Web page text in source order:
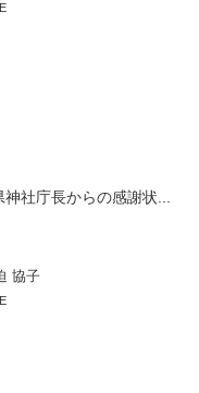
神社庁長からの感謝状...
協子